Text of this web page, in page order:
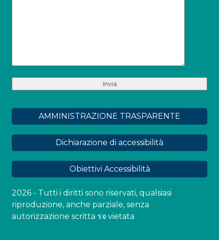
AMMINISTRAZIONE TRASPARENTE
Dichiarazione di accessibilità
Obiettivi Accessibilità
2026 - Tutti i diritti sono riservati, qualsiasi
riproduzione, anche parziale, senza
autorizzazione scritta รจ vietata